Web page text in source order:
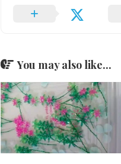
You may also like...